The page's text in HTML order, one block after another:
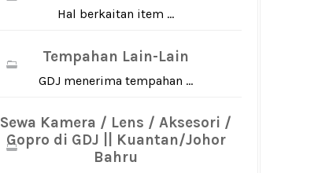
Hal berkaitan item ...
Tempahan Lain-Lain
GDJ menerima tempahan ...
Sewa Kamera / Lens / Aksesori /
Gopro di GDJ || Kuantan/Johor
Bahru